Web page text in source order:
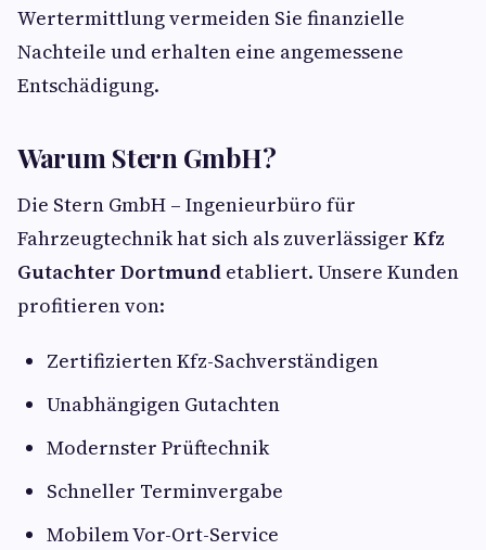
Wertermittlung vermeiden Sie finanzielle
Nachteile und erhalten eine angemessene
Entschädigung.
Warum Stern GmbH?
Die Stern GmbH – Ingenieurbüro für
Fahrzeugtechnik hat sich als zuverlässiger Kfz
Gutachter Dortmund etabliert. Unsere Kunden
profitieren von:
Zertifizierten Kfz-Sachverständigen
Unabhängigen Gutachten
Modernster Prüftechnik
Schneller Terminvergabe
Mobilem Vor-Ort-Service